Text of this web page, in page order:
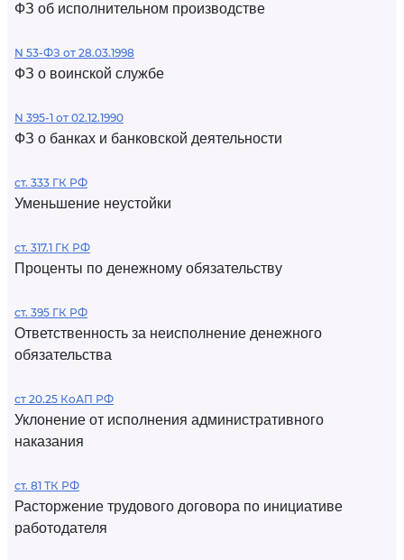
ФЗ об исполнительном производстве
N 53-ФЗ от 28.03.1998
ФЗ о воинской службе
N 395-1 от 02.12.1990
ФЗ о банках и банковской деятельности
ст. 333 ГК РФ
Уменьшение неустойки
ст. 317.1 ГК РФ
Проценты по денежному обязательству
ст. 395 ГК РФ
Ответственность за неисполнение денежного
обязательства
ст 20.25 КоАП РФ
Уклонение от исполнения административного
наказания
ст. 81 ТК РФ
Расторжение трудового договора по инициативе
работодателя